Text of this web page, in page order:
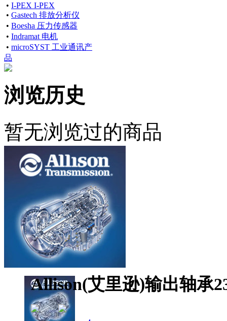
• I-PEX I-PEX
• Gastech 排放分析仪
• Boesha 压力传感器
• Indramat 电机
• microSYST 工业通讯产
品
浏览历史
暂无浏览过的商品
Allison(艾里逊)输出轴承